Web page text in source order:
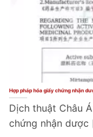
Hợp pháp hóa giấy chứng nhận
Dịch thuật Châu
chứng nhận dược